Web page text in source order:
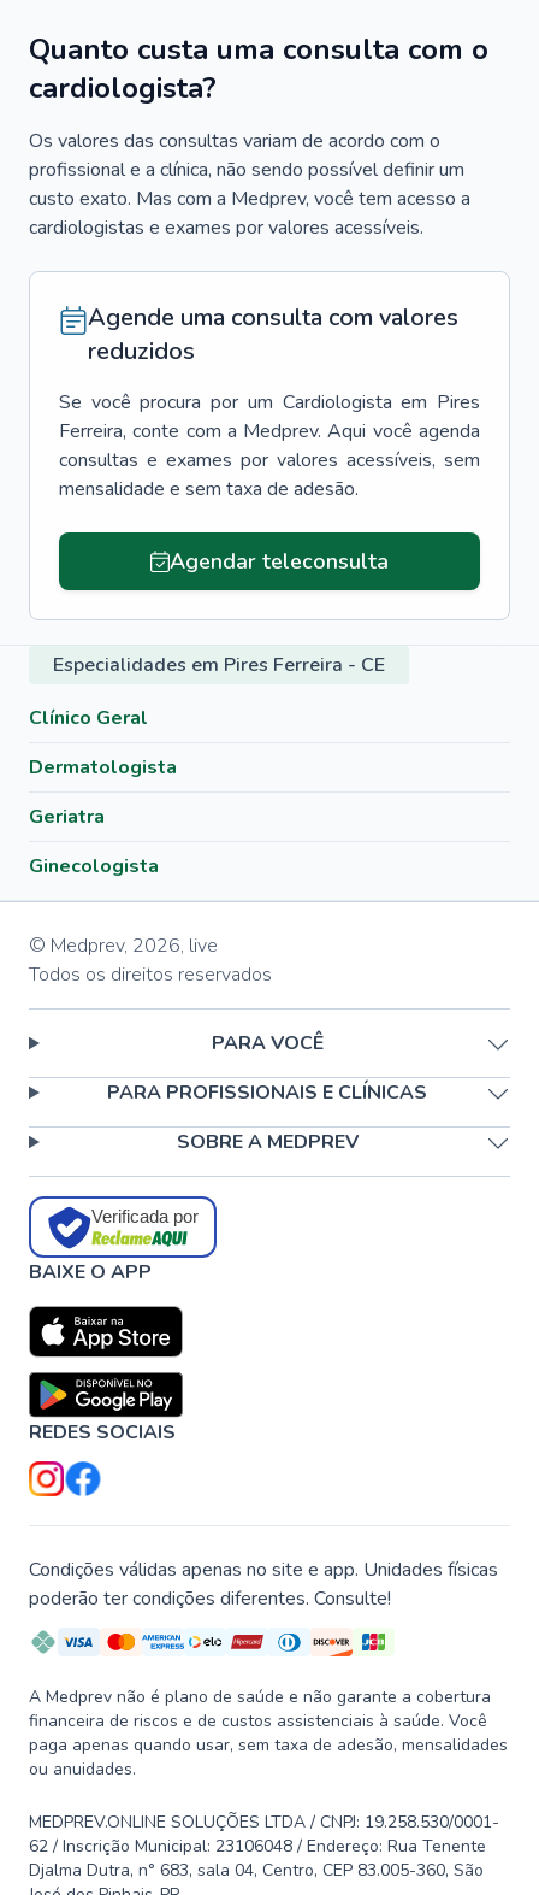
Quanto custa uma consulta com o
cardiologista?
Os valores das consultas variam de acordo com o
profissional e a clínica, não sendo possível definir um
custo exato. Mas com a Medprev, você tem acesso a
cardiologistas e exames por valores acessíveis.
Agende uma consulta com valores
reduzidos
Se você procura por um Cardiologista em Pires
Ferreira, conte com a Medprev. Aqui você agenda
consultas e exames por valores acessíveis, sem
mensalidade e sem taxa de adesão.
Agendar teleconsulta
Especialidades em Pires Ferreira - CE
Clínico Geral
Dermatologista
Geriatra
Ginecologista
© Medprev, 2026, live
Todos os direitos reservados
PARA VOCÊ
PARA PROFISSIONAIS E CLÍNICAS
SOBRE A MEDPREV
Verificada por
BAIXE O APP
REDES SOCIAIS
Condições válidas apenas no site e app. Unidades físicas
poderão ter condições diferentes. Consulte!
A Medprev não é plano de saúde e não garante a cobertura
financeira de riscos e de custos assistenciais à saúde. Você
paga apenas quando usar, sem taxa de adesão, mensalidades
ou anuidades.
MEDPREV.ONLINE SOLUÇÕES LTDA / CNPJ: 19.258.530/0001-
62 / Inscrição Municipal: 23106048 / Endereço: Rua Tenente
Djalma Dutra, n° 683, sala 04, Centro, CEP 83.005-360, São